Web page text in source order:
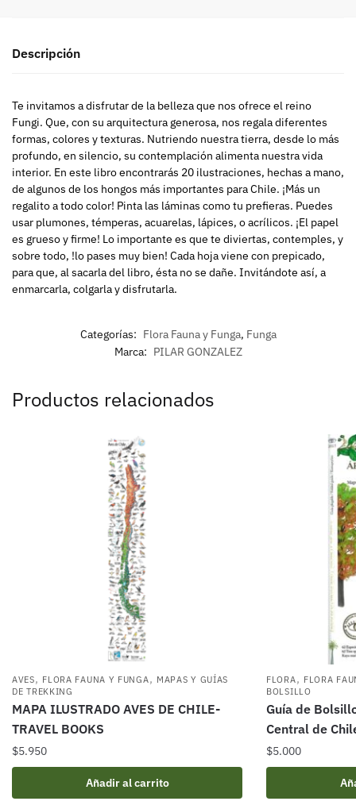
Descripción
Te invitamos a disfrutar de la belleza que nos ofrece el reino
Fungi. Que, con su arquitectura generosa, nos regala diferentes
formas, colores y texturas. Nutriendo nuestra tierra, desde lo más
profundo, en silencio, su contemplación alimenta nuestra vida
interior. En este libro encontrarás 20 ilustraciones, hechas a mano,
de algunos de los hongos más importantes para Chile. ¡Más un
regalito a todo color! Pinta las láminas como tu prefieras. Puedes
usar plumones, témperas, acuarelas, lápices, o acrílicos. ¡El papel
es grueso y firme! Lo importante es que te diviertas, contemples, y
sobre todo, !lo pases muy bien! Cada hoja viene con prepicado,
para que, al sacarla del libro, ésta no se dañe. Invitándote así, a
enmarcarla, colgarla y disfrutarla.
Categorías: Flora Fauna y Funga, Funga
Marca: PILAR GONZALEZ
Productos relacionados
AVES, FLORA FAUNA Y FUNGA, MAPAS Y GUÍAS
DE TREKKING
MAPA ILUSTRADO AVES DE CHILE-
TRAVEL BOOKS
$5.950
Añadir al carrito
FLORA, FLORA
BOLSILLO
Guía de
Central de
$5.000